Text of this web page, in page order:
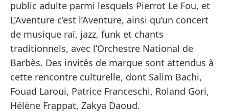
public adulte parmi lesquels Pierrot Le Fou, et
L’Aventure c’est l’Aventure, ainsi qu’un concert
de musique raï, jazz, funk et chants
traditionnels, avec l’Orchestre National de
Barbès. Des invités de marque sont attendus à
cette rencontre culturelle, dont Salim Bachi,
Fouad Laroui, Patrice Franceschi, Roland Gori,
Hélène Frappat, Zakya Daoud.